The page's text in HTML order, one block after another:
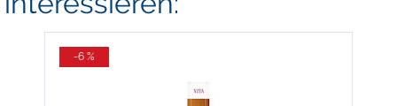
-6 %